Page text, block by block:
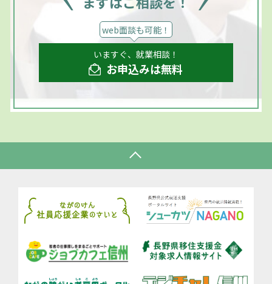
web面談も可能！
いますぐ、就業相談！
お申込みは無料